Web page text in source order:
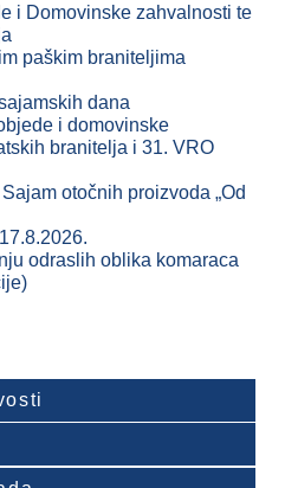
i Domovinske zahvalnosti te
paškim braniteljima
dana
i domovinske
branitelja i 31. VRO
otočnih proizvoda „Od
odraslih oblika komaraca